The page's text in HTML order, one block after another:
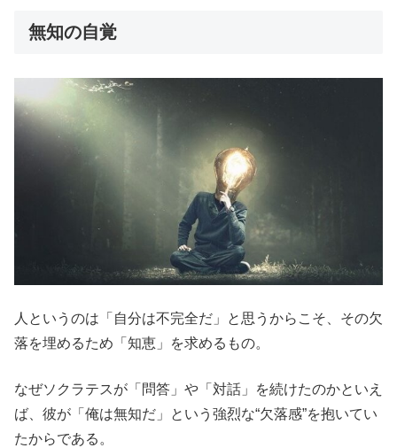
無知の自覚
人というのは「自分は不完全だ」と思うからこそ、その欠
落を埋めるため「知恵」を求めるもの。
なぜソクラテスが「問答」や「対話」を続けたのかといえ
ば、彼が「俺は無知だ」という強烈な“欠落感”を抱いてい
たからである。